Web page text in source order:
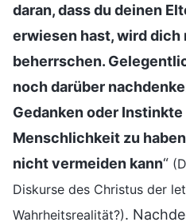
daran, dass du deinen
erwiesen hast, wird dich
beherrschen.
noch darüber
Gedanken oder
Menschlichkeit zu
nicht vermeiden kann“
Diskurse des Christus der
Wahrheitsrealität?).